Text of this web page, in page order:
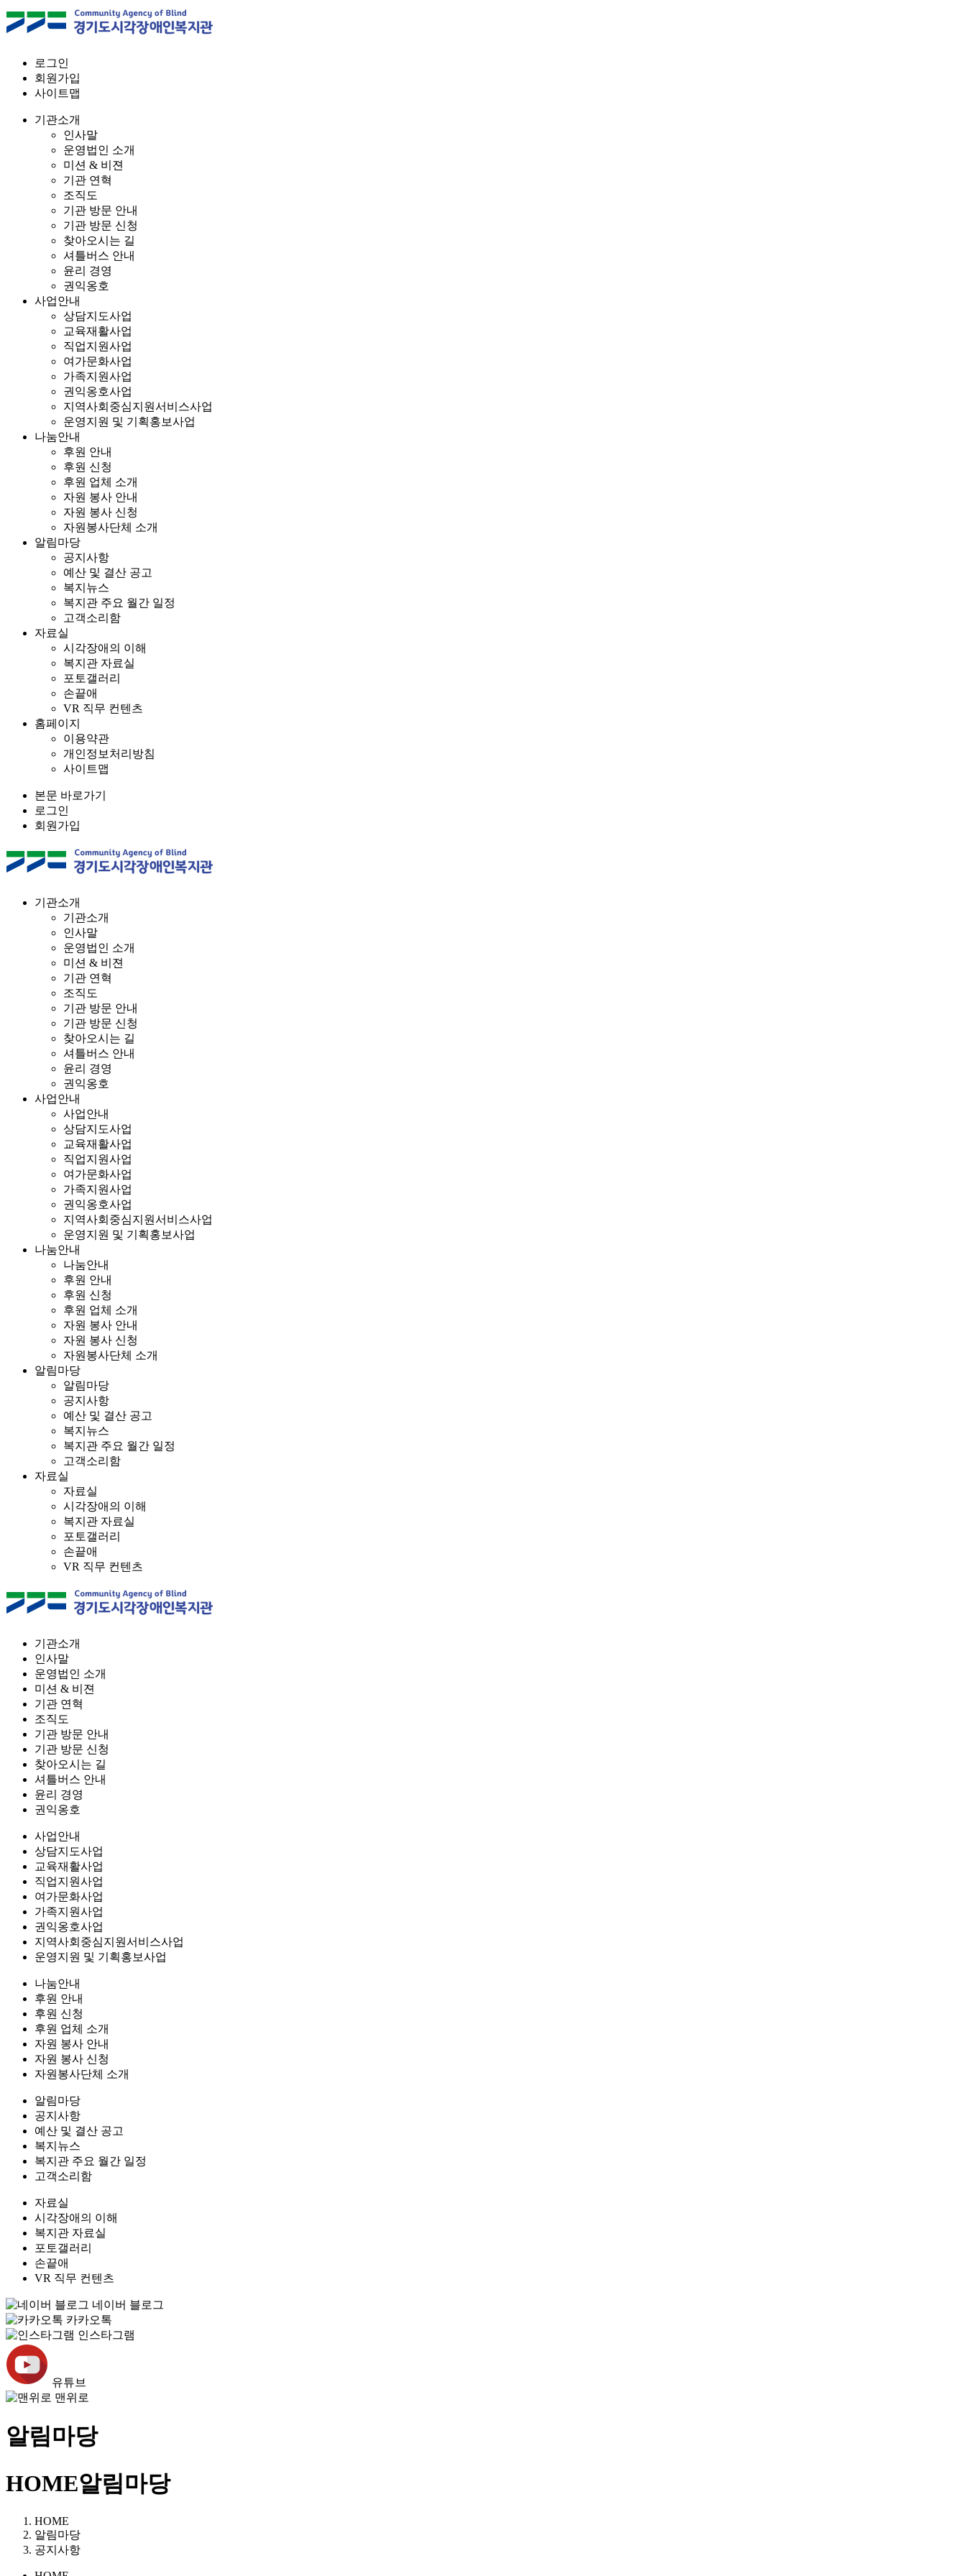
로그인
회원가입
사이트맵
기관소개
인사말
운영법인 소개
미션 & 비젼
기관 연혁
조직도
기관 방문 안내
기관 방문 신청
찾아오시는 길
셔틀버스 안내
윤리 경영
권익옹호
사업안내
상담지도사업
교육재활사업
직업지원사업
여가문화사업
가족지원사업
권익옹호사업
지역사회중심지원서비스사업
운영지원 및 기획홍보사업
나눔안내
후원 안내
후원 신청
후원 업체 소개
자원 봉사 안내
자원 봉사 신청
자원봉사단체 소개
알림마당
공지사항
예산 및 결산 공고
복지뉴스
복지관 주요 월간 일정
고객소리함
자료실
시각장애의 이해
복지관 자료실
포토갤러리
손끝애
VR 직무 컨텐츠
홈페이지
이용약관
개인정보처리방침
사이트맵
본문 바로가기
로그인
회원가입
기관소개
기관소개
인사말
운영법인 소개
미션 & 비젼
기관 연혁
조직도
기관 방문 안내
기관 방문 신청
찾아오시는 길
셔틀버스 안내
윤리 경영
권익옹호
사업안내
사업안내
상담지도사업
교육재활사업
직업지원사업
여가문화사업
가족지원사업
권익옹호사업
지역사회중심지원서비스사업
운영지원 및 기획홍보사업
나눔안내
나눔안내
후원 안내
후원 신청
후원 업체 소개
자원 봉사 안내
자원 봉사 신청
자원봉사단체 소개
알림마당
알림마당
공지사항
예산 및 결산 공고
복지뉴스
복지관 주요 월간 일정
고객소리함
자료실
자료실
시각장애의 이해
복지관 자료실
포토갤러리
손끝애
VR 직무 컨텐츠
기관소개
인사말
운영법인 소개
미션 & 비젼
기관 연혁
조직도
기관 방문 안내
기관 방문 신청
찾아오시는 길
셔틀버스 안내
윤리 경영
권익옹호
사업안내
상담지도사업
교육재활사업
직업지원사업
여가문화사업
가족지원사업
권익옹호사업
지역사회중심지원서비스사업
운영지원 및 기획홍보사업
나눔안내
후원 안내
후원 신청
후원 업체 소개
자원 봉사 안내
자원 봉사 신청
자원봉사단체 소개
알림마당
공지사항
예산 및 결산 공고
복지뉴스
복지관 주요 월간 일정
고객소리함
자료실
시각장애의 이해
복지관 자료실
포토갤러리
손끝애
VR 직무 컨텐츠
네이버 블로그
카카오톡
인스타그램
유튜브
맨위로
알림마당
HOME알림마당
HOME
알림마당
공지사항